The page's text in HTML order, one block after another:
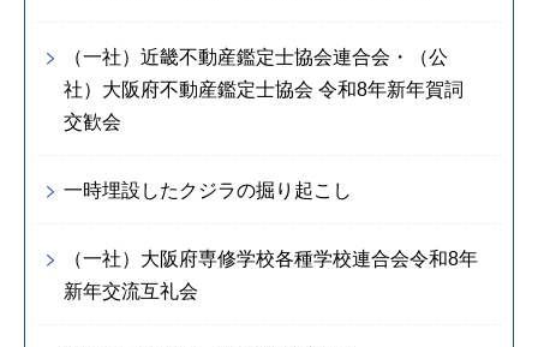
（一社）近畿不動産鑑定士協会連合会・（公
社）大阪府不動産鑑定士協会 令和8年新年賀詞
交歓会
一時埋設したクジラの掘り起こし
（一社）大阪府専修学校各種学校連合会令和8年
新年交流互礼会